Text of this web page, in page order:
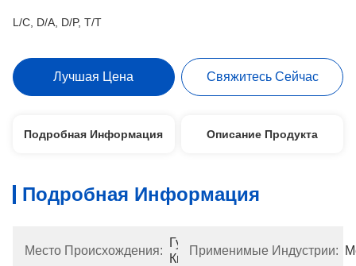
L/C, D/A, D/P, T/T
Лучшая Цена Свяжитесь Сейчас
Подробная Информация Описание Продукта
Подробная Информация
Место Происхождения:
Гуандун,
Китай
Применимые Индустрии: